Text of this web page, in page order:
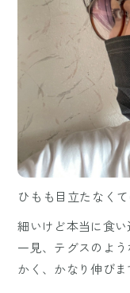
ひもも目立たなくて
細いけど本当に食い
一見、テグスのよ
かく、かなり伸びま